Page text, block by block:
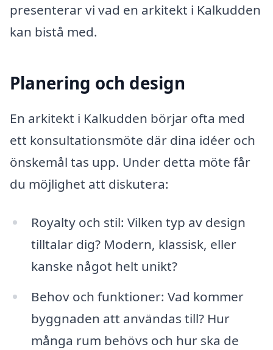
presenterar vi vad en arkitekt i Kalkudden
kan bistå med.
Planering och design
En arkitekt i Kalkudden börjar ofta med
ett konsultationsmöte där dina idéer och
önskemål tas upp. Under detta möte får
du möjlighet att diskutera:
Royalty och stil: Vilken typ av design
tilltalar dig? Modern, klassisk, eller
kanske något helt unikt?
Behov och funktioner: Vad kommer
byggnaden att användas till? Hur
många rum behövs och hur ska de